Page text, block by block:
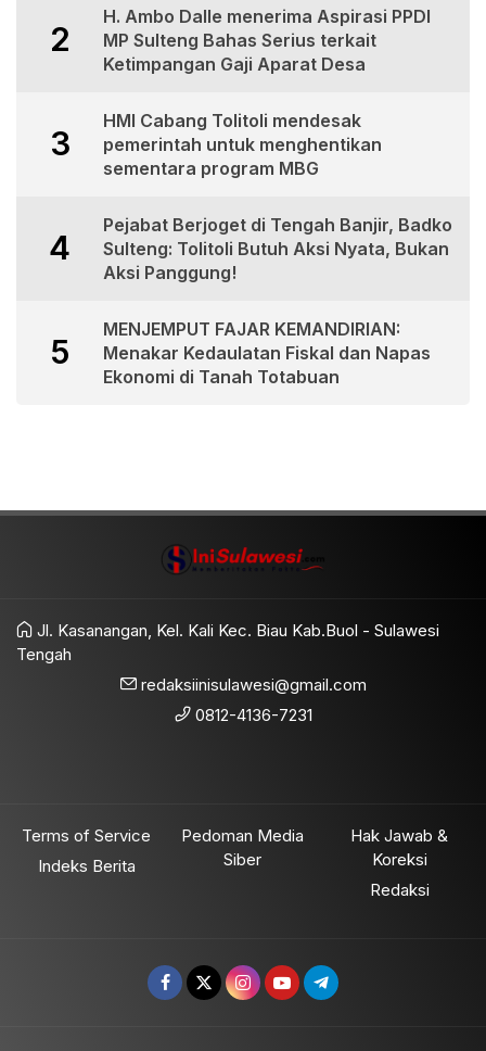
2
H. Ambo Dalle menerima Aspirasi PPDI
MP Sulteng Bahas Serius terkait
Ketimpangan Gaji Aparat Desa
3
HMI Cabang Tolitoli mendesak
pemerintah untuk menghentikan
sementara program MBG
4
Pejabat Berjoget di Tengah Banjir, Badko
Sulteng: Tolitoli Butuh Aksi Nyata, Bukan
Aksi Panggung!
5
MENJEMPUT FAJAR KEMANDIRIAN:
Menakar Kedaulatan Fiskal dan Napas
Ekonomi di Tanah Totabuan
Jl. Kasanangan, Kel. Kali Kec. Biau Kab.Buol - Sulawesi
Tengah
redaksiinisulawesi@gmail.com
0812-4136-7231
Terms of Service
Indeks Berita
Pedoman Media
Siber
Hak Jawab &
Koreksi
Redaksi